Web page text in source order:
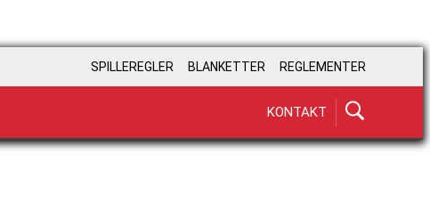
SPILLEREGLER BLANKETTER REGLEMENTER
KONTAKT